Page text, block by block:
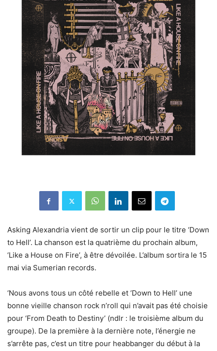
Asking Alexandria vient de sortir un clip pour le titre ‘Down
to Hell’. La chanson est la quatrième du prochain album,
‘Like a House on Fire’, à être dévoilée. L’album sortira le 15
mai via Sumerian records.
‘Nous avons tous un côté rebelle et ‘Down to Hell’ une
bonne vieille chanson rock n’roll qui n’avait pas été choisie
pour ‘From Death to Destiny’ (ndlr : le troisième album du
groupe). De la première à la dernière note, l’énergie ne
s’arrête pas, c’est un titre pour heabbanger du début à la